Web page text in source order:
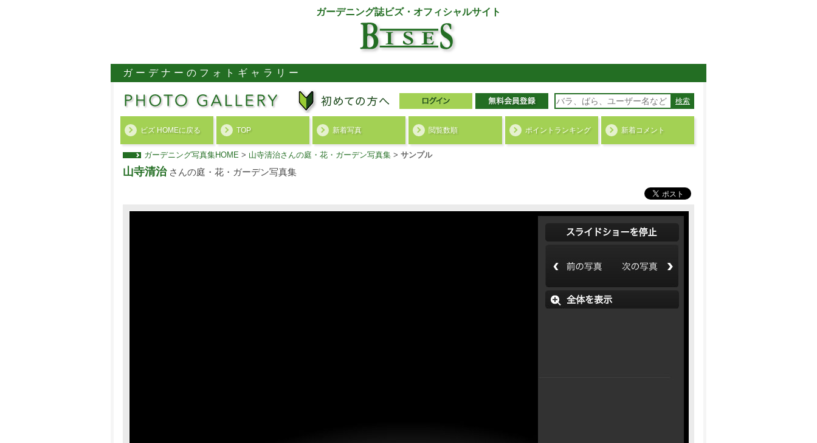
ガーデニング誌ビズ・オフィシャルサイト
ガーデナーのフォトギャラリー
検索
ビズ HOMEに戻る TOP 新着写真 閲覧数順 ポイント ランキング 新着コメント
ガーデニング写真集HOME > 山寺清治さんの庭・花・ガーデン写真集 > サンプル
山寺清治さんの庭・花・ガーデン写真集